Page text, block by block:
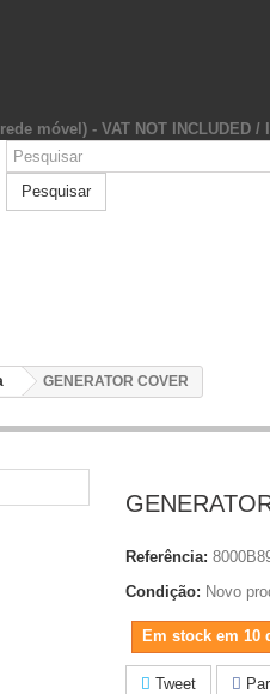
móvel) - VAT NOT INCLUDED /
Pesquisar
GENERATOR COVER
Referência:
Condição: Novo
Em stock em 10
Tweet